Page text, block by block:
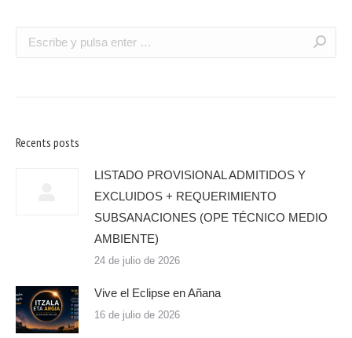
Recents posts
LISTADO PROVISIONAL ADMITIDOS Y
EXCLUIDOS + REQUERIMIENTO
SUBSANACIONES (OPE TÉCNICO MEDIO
AMBIENTE)
24 de julio de 2026
Vive el Eclipse en Añana
16 de julio de 2026